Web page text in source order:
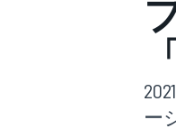
ス
ー